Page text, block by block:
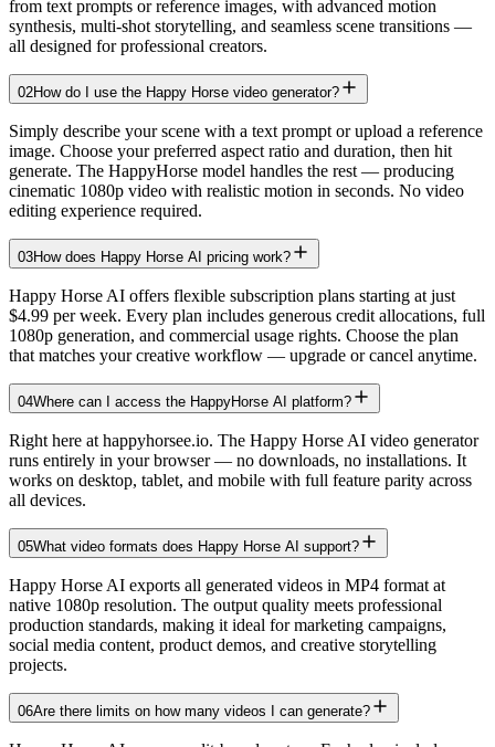
from text prompts or reference images, with advanced motion
synthesis, multi-shot storytelling, and seamless scene transitions —
all designed for professional creators.
02How do I use the Happy Horse video generator?
Simply describe your scene with a text prompt or upload a reference
image. Choose your preferred aspect ratio and duration, then hit
generate. The HappyHorse model handles the rest — producing
cinematic 1080p video with realistic motion in seconds. No video
editing experience required.
03How does Happy Horse AI pricing work?
Happy Horse AI offers flexible subscription plans starting at just
$4.99 per week. Every plan includes generous credit allocations, full
1080p generation, and commercial usage rights. Choose the plan
that matches your creative workflow — upgrade or cancel anytime.
04Where can I access the HappyHorse AI platform?
Right here at happyhorsee.io. The Happy Horse AI video generator
runs entirely in your browser — no downloads, no installations. It
works on desktop, tablet, and mobile with full feature parity across
all devices.
05What video formats does Happy Horse AI support?
Happy Horse AI exports all generated videos in MP4 format at
native 1080p resolution. The output quality meets professional
production standards, making it ideal for marketing campaigns,
social media content, product demos, and creative storytelling
projects.
06Are there limits on how many videos I can generate?